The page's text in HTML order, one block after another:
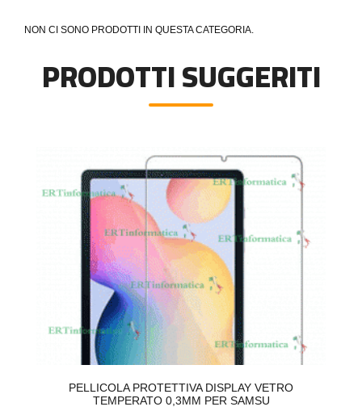
NON CI SONO PRODOTTI IN QUESTA CATEGORIA.
PRODOTTI SUGGERITI
PELLICOLA PROTETTIVA DISPLAY VETRO
TEMPERATO 0,3MM PER SAMSU